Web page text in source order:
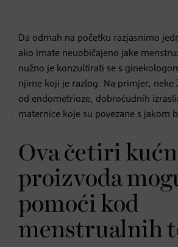
Da odmah na početku razjasnimo
ako imate neuobičajeno jake
nužno je konzultirati se s
njime koji je razlog. Na primjer, neke
od endometrioze, dobroćudnih
maternice koje su povezane s jakom
Ova četiri
proizvoda
pomoći kod
menstrualnih